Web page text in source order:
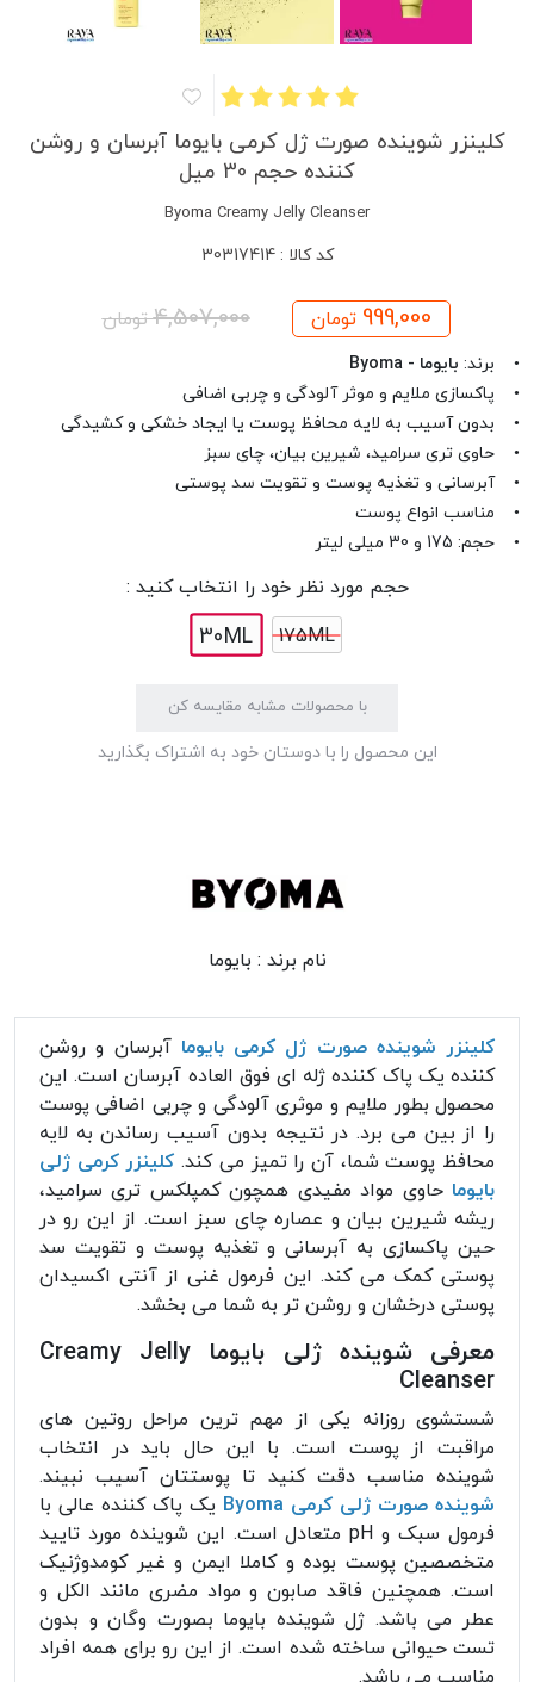
کلینزر شوینده صورت ژل کرمی بایوما آبرسان و روشن
کننده حجم 30 میل
Byoma Creamy Jelly Cleanser
کد کالا : 30317414
999,000 تومان 4,507,000تومان
• برند: بایوما - Byoma
• پاکسازی ملایم و موثر آلودگی و چربی اضافی
• بدون آسیب به لایه محافظ پوست یا ایجاد خشکی و کشیدگی
• حاوی تری سرامید، شیرین بیان، چای سبز
• آبرسانی و تغذیه پوست و تقویت سد پوستی
• مناسب انواع پوست
• حجم: 175 و 30 میلی لیتر
حجم مورد نظر خود را انتخاب کنید :
175ML
30ML
با محصولات مشابه مقایسه کن
این محصول را با دوستان خود به اشتراک بگذارید
نام برند : بایوما
کلینزر شوینده صورت ژل کرمی بایوما آبرسان و روشن
کننده یک پاک کننده ژله ای فوق العاده آبرسان است. این
محصول بطور ملایم و موثری آلودگی و چربی اضافی پوست
را از بین می برد. در نتیجه بدون آسیب رساندن به لایه
محافظ پوست شما، آن را تمیز می کند. کلینزر کرمی ژلی
بایوما حاوی مواد مفیدی همچون کمپلکس تری سرامید،
ریشه شیرین بیان و عصاره چای سبز است. از این رو در
حین پاکسازی به آبرسانی و تغذیه پوست و تقویت سد
پوستی کمک می کند. این فرمول غنی از آنتی اکسیدان
پوستی درخشان و روشن تر به شما می بخشد.
معرفی شوینده ژلی بایوما Creamy Jelly
Cleanser
شستشوی روزانه یکی از مهم ترین مراحل روتین های
مراقبت از پوست است. با این حال باید در انتخاب
شوینده مناسب دقت کنید تا پوستتان آسیب نبیند.
شوینده صورت ژلی کرمی Byoma
یک پاک کننده عالی با
فرمول سبک و pH متعادل است. این شوینده مورد تایید
متخصصین پوست بوده و کاملا ایمن و غیر کومدوژنیک
است. همچنین فاقد صابون و مواد مضری مانند الکل و
عطر می باشد. ژل شوینده بایوما بصورت وگان و بدون
تست حیوانی ساخته شده است. از این رو برای همه افراد
مناسب می باشد.